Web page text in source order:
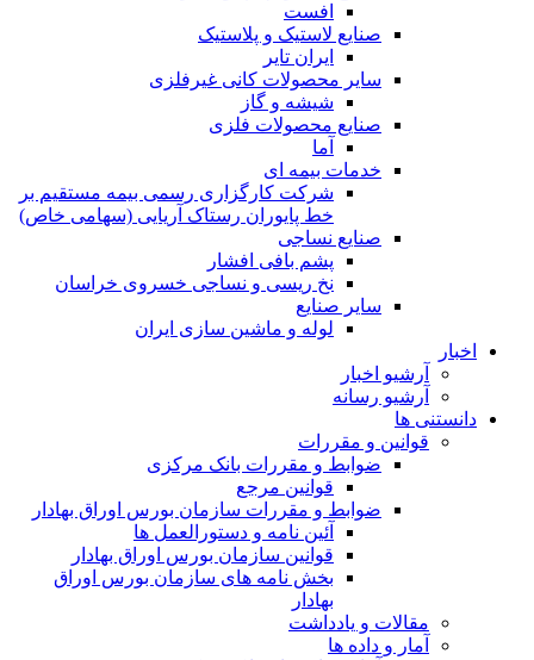
افست
صنایع لاستیک و پلاستیک
ایران تایر
ساير محصولات كانی غيرفلزی
شیشه و گاز
صنایع محصولات فلزی
آما
خدمات بیمه ای
شرکت کارگزاری رسمی بیمه مستقیم بر
خط پایوران رستاک آریایی (سهامی خاص)
صنایع نساجی
پشم بافی افشار
نخ ریسی و نساجی خسروی خراسان
سایر صنایع
لوله و ماشین سازی ایران
اخبار
آرشیو اخبار
آرشیو رسانه
دانستنی ها
قوانین و مقررات
ضوابط و مقررات بانک مرکزی
قوانين مرجع
ضوابط و مقررات سازمان بورس اوراق بهادار
آئین نامه و دستورالعمل ها
قوانین سازمان بورس اوراق بهادار
بخش نامه های سازمان بورس اوراق
بهادار
مقالات و یادداشت
آمار و داده ها